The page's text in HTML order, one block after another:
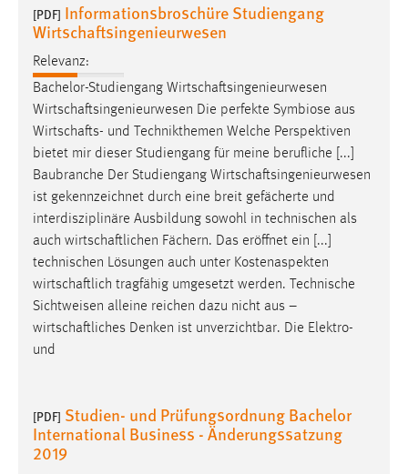
[PDF] Informationsbroschüre Studiengang
Wirtschaftsingenieurwesen
Relevanz:
Bachelor-Studiengang Wirtschaftsingenieurwesen
Wirtschaftsingenieurwesen Die perfekte Symbiose aus
Wirtschafts- und Technikthemen Welche Perspektiven
bietet mir dieser Studiengang für meine berufliche [...]
Baubranche Der Studiengang Wirtschaftsingenieurwesen
ist gekennzeichnet durch eine breit gefächerte und
interdisziplinäre Ausbildung sowohl in technischen als
auch wirtschaftlichen Fächern. Das eröffnet ein [...]
technischen Lösungen auch unter Kostenaspekten
wirtschaftlich tragfähig umgesetzt werden. Technische
Sichtweisen alleine reichen dazu nicht aus –
wirtschaftliches Denken ist unverzichtbar. Die Elektro-
und
[PDF] Studien- und Prüfungsordnung Bachelor
International Business - Änderungssatzung
2019
STATISTIK
Statistik Cookies erfassen Informationen anonym.
Diese Informationen helfen uns zu verstehen, wie
unsere Besucher unsere Website nutzen.
Matomo
Name:
_pk_ref, _pk_cvar, _pk_id, _pk_ses
Zweck:
Zugriffsstatistik
Cookie Laufzeit:
MARKETING
Marketing Cookies werden von Drittanbietern